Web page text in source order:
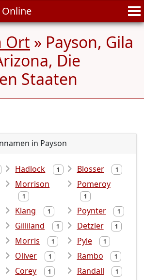
Ort » Payson, Gila
Die
Staaten
in Payson
Hadlock 1
Morrison
1
Klang 1
Gilliland 1
Morris 1
Oliver 1
Corey 1
Blosser 1
Pomeroy
1
Poynter 1
Detzler 1
Pyle 1
Rambo 1
Randall 1